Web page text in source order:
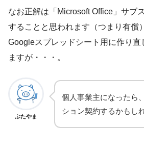
なお正解は「Microsoft Office」サブ
することと思われます（つまり有償
Googleスプレッドシート用に作り直
ますが・・・。
ぶたやま
個人事業主になったら
ション契約するかもし